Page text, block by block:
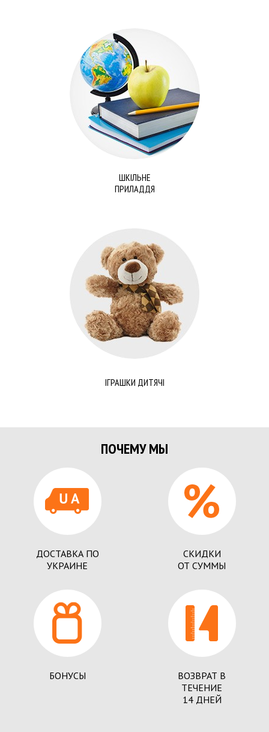
ШКІЛЬНЕ
ПРИЛАДДЯ
ІГРАШКИ ДИТЯЧІ
ПОЧЕМУ МЫ
ДОСТАВКА ПО
УКРАИНЕ
СКИДКИ
ОТ СУММЫ
БОНУСЫ
ВОЗВРАТ В
ТЕЧЕНИЕ
14 ДНЕЙ